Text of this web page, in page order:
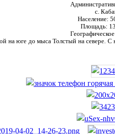
с.
Население:
Площадь:
на юге до мыса Толстый на севере.